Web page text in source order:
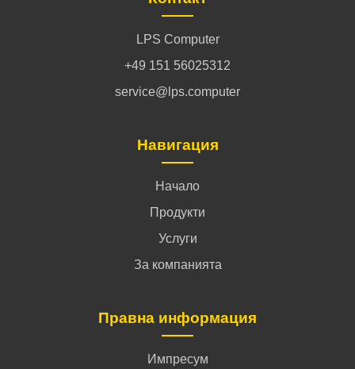
LPS Computer
+49 151 56025312
service@lps.computer
Навигация
Начало
Продукти
Услуги
За компанията
Правна информация
Импресум